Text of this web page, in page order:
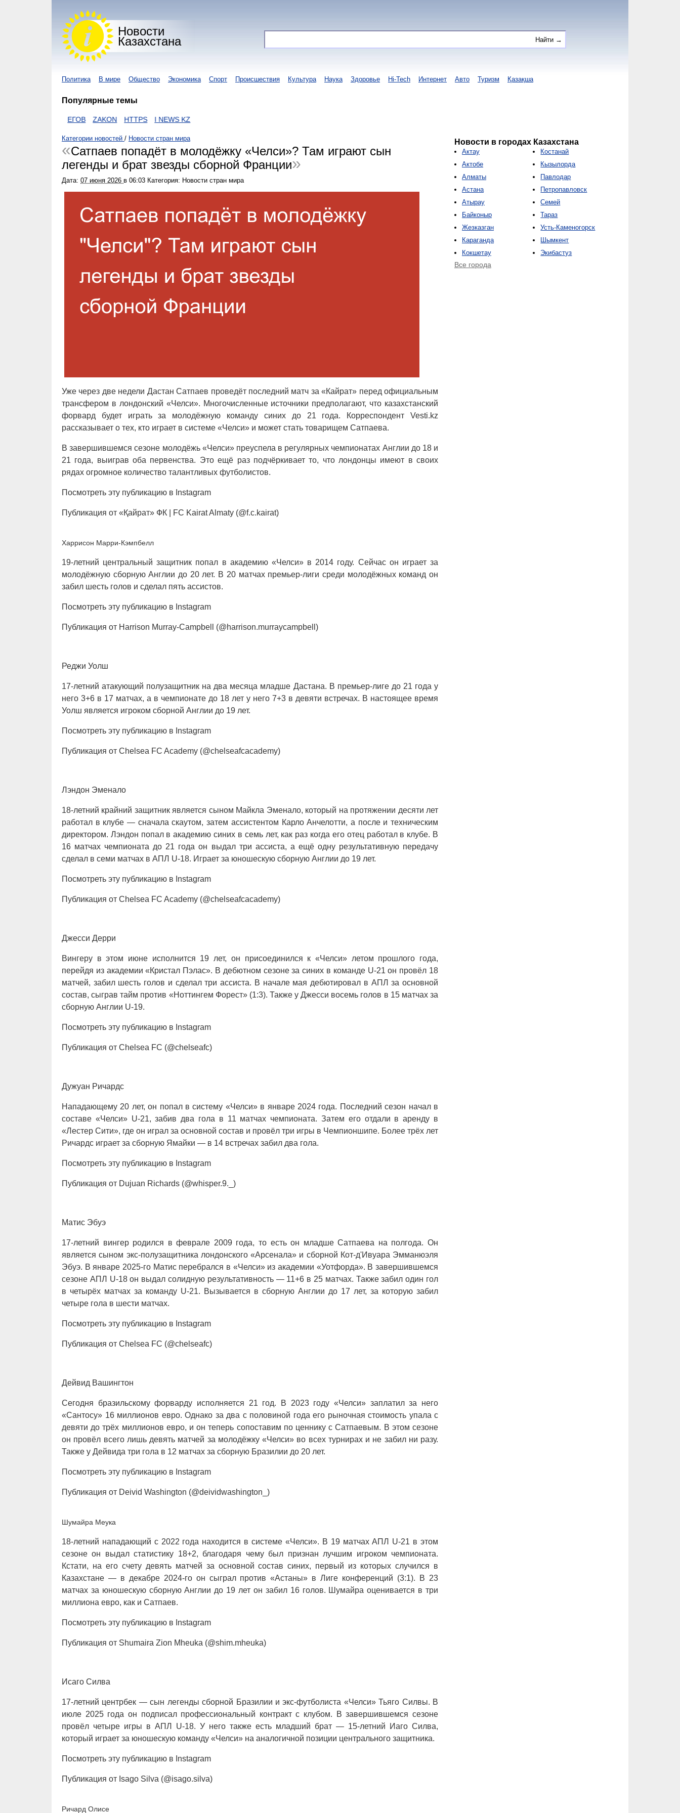
Новости
Казахстана
Политика В мире Общество Экономика Спорт Происшествия Культура Наука Здоровье Hi-Tech Интернет Авто Туризм Қазақша
Популярные темы
ZAKON HTTPS I NEWS KZ
Категории новостей / Новости стран мира
Сатпаев попадёт в молодёжку «Челси»? Там играют сын
легенды и брат звезды сборной Франции
Дата: 07 июня 2026 в 06:03 Категория: Новости стран мира
Уже через две недели Дастан Сатпаев проведёт последний матч за «Кайрат» перед официальным
трансфером в лондонский «Челси». Многочисленные источники предполагают, что казахстанский
форвард будет играть за молодёжную команду синих до 21 года. Корреспондент Vesti.kz
рассказывает о тех, кто играет в системе «Челси» и может стать товарищем Сатпаева.
В завершившемся сезоне молодёжь «Челси» преуспела в регулярных чемпионатах Англии до 18 и
21 года, выиграв оба первенства. Это ещё раз подчёркивает то, что лондонцы имеют в своих
рядах огромное количество талантливых футболистов.
Посмотреть эту публикацию в Instagram
Публикация от «Қайрат» ФК | FC Kairat Almaty (@f.c.kairat)
Харрисон Марри-Кэмпбелл
19-летний центральный защитник попал в академию «Челси» в 2014 году. Сейчас он играет за
молодёжную сборную Англии до 20 лет. В 20 матчах премьер-лиги среди молодёжных команд он
забил шесть голов и сделал пять ассистов.
Посмотреть эту публикацию в Instagram
Публикация от Harrison Murray-Campbell (@harrison.murraycampbell)
Реджи Уолш
17-летний атакующий полузащитник на два месяца младше Дастана. В премьер-лиге до 21 года у
него 3+6 в 17 матчах, а в чемпионате до 18 лет у него 7+3 в девяти встречах. В настоящее время
Уолш является игроком сборной Англии до 19 лет.
Посмотреть эту публикацию в Instagram
Публикация от Chelsea FC Academy (@chelseafcacademy)
Лэндон Эменало
18-летний крайний защитник является сыном Майкла Эменало, который на протяжении десяти лет
работал в клубе — сначала скаутом, затем ассистентом Карло Анчелотти, а после и техническим
директором. Лэндон попал в академию синих в семь лет, как раз когда его отец работал в клубе. В
16 матчах чемпионата до 21 года он выдал три ассиста, а ещё одну результативную передачу
сделал в семи матчах в АПЛ U-18. Играет за юношескую сборную Англии до 19 лет.
Посмотреть эту публикацию в Instagram
Публикация от Chelsea FC Academy (@chelseafcacademy)
Джесси Дерри
Вингеру в этом июне исполнится 19 лет, он присоединился к «Челси» летом прошлого года,
перейдя из академии «Кристал Пэлас». В дебютном сезоне за синих в команде U-21 он провёл 18
матчей, забил шесть голов и сделал три ассиста. В начале мая дебютировал в АПЛ за основной
состав, сыграв тайм против «Ноттингем Форест» (1:3). Также у Джесси восемь голов в 15 матчах за
сборную Англии U-19.
Посмотреть эту публикацию в Instagram
Публикация от Chelsea FC (@chelseafc)
Дужуан Ричардс
Нападающему 20 лет, он попал в систему «Челси» в январе 2024 года. Последний сезон начал в
составе «Челси» U-21, забив два гола в 11 матчах чемпионата. Затем его отдали в аренду в
«Лестер Сити», где он играл за основной состав и провёл три игры в Чемпионшипе. Более трёх лет
Ричардс играет за сборную Ямайки — в 14 встречах забил два гола.
Посмотреть эту публикацию в Instagram
Публикация от Dujuan Richards (@whisper.9._)
Матис Эбуэ
17-летний вингер родился в феврале 2009 года, то есть он младше Сатпаева на полгода. Он
является сыном экс-полузащитника лондонского «Арсенала» и сборной Кот-д'Ивуара Эмманюэля
Эбуэ. В январе 2025-го Матис перебрался в «Челси» из академии «Уотфорда». В завершившемся
сезоне АПЛ U-18 он выдал солидную результативность — 11+6 в 25 матчах. Также забил один гол
в четырёх матчах за команду U-21. Вызывается в сборную Англии до 17 лет, за которую забил
четыре гола в шести матчах.
Посмотреть эту публикацию в Instagram
Публикация от Chelsea FC (@chelseafc)
Дейвид Вашингтон
Сегодня бразильскому форварду исполняется 21 год. В 2023 году «Челси» заплатил за него
«Сантосу» 16 миллионов евро. Однако за два с половиной года его рыночная стоимость упала с
девяти до трёх миллионов евро, и он теперь сопоставим по ценнику с Сатпаевым. В этом сезоне
он провёл всего лишь девять матчей за молодёжку «Челси» во всех турнирах и не забил ни разу.
Также у Дейвида три гола в 12 матчах за сборную Бразилии до 20 лет.
Посмотреть эту публикацию в Instagram
Публикация от Deivid Washington (@deividwashington_)
Шумайра Меука
18-летний нападающий с 2022 года находится в системе «Челси». В 19 матчах АПЛ U-21 в этом
сезоне он выдал статистику 18+2, благодаря чему был признан лучшим игроком чемпионата.
Кстати, на его счету девять матчей за основной состав синих, первый из которых случился в
Казахстане — в декабре 2024-го он сыграл против «Астаны» в Лиге конференций (3:1). В 23
матчах за юношескую сборную Англии до 19 лет он забил 16 голов. Шумайра оценивается в три
миллиона евро, как и Сатпаев.
Посмотреть эту публикацию в Instagram
Публикация от Shumaira Zion Mheuka (@shim.mheuka)
Исаго Силва
17-летний центрбек — сын легенды сборной Бразилии и экс-футболиста «Челси» Тьяго Силвы. В
июле 2025 года он подписал профессиональный контракт с клубом. В завершившемся сезоне
провёл четыре игры в АПЛ U-18. У него также есть младший брат — 15-летний Иаго Силва,
который играет за юношескую команду «Челси» на аналогичной позиции центрального защитника.
Посмотреть эту публикацию в Instagram
Публикация от Isago Silva (@isago.silva)
Ричард Олисе
Новости в городах Казахстана
Актау
Актобе
Алматы
Астана
Атырау
Байконыр
Жезказган
Караганда
Кокшетау
Костанай
Кызылорда
Павлодар
Петропавловск
Семей
Тараз
Усть-Каменогорск
Шымкент
Экибастуз
Все города